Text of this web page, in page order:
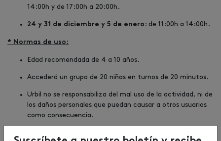
14:00h y de 17:00h a 20:00h.
24 y 31 de diciembre y 5 de enero : de 11:00h a 14:00h.
* Normas de uso:
Edad recomendada de 4 a 10 años.
Accederá un grupo de 20 niños en turnos de 20 minutos.
Urbil no se responsabiliza del mal uso de la actividad, ni de
los daños personales que puedan causar a otros usuarios
como consecuencia.